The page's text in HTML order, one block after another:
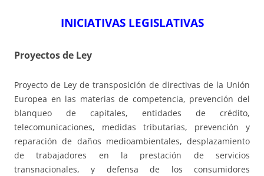
INICIATIVAS LEGISLATIVAS
Proyectos de Ley
Proyecto de Ley de transposición de directivas de la Unión
Europea en las materias de competencia, prevención del
blanqueo de capitales, entidades de crédito,
telecomunicaciones, medidas tributarias, prevención y
reparación de daños medioambientales, desplazamiento
de trabajadores en la prestación de servicios
transnacionales, y defensa de los consumidores